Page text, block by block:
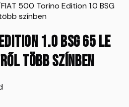
FIAT 500 Torino Edition 1.0 BSG
színben
1.0 BSG 65 Le
több színben